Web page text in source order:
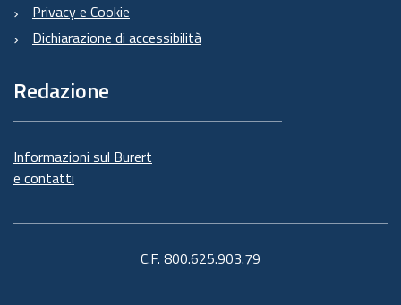
Privacy e Cookie
Dichiarazione di accessibilità
Redazione
Informazioni sul Burert
e contatti
C.F. 800.625.903.79